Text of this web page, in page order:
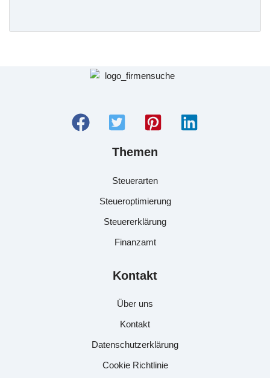
Themen
Steuerarten
Steueroptimierung
Steuererklärung
Finanzamt
Kontakt
Über uns
Kontakt
Datenschutzerklärung
Cookie Richtlinie